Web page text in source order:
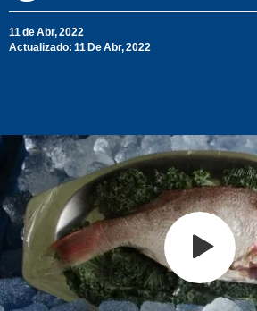
11 de Abr, 2022
Actualizado: 11 De Abr, 2022